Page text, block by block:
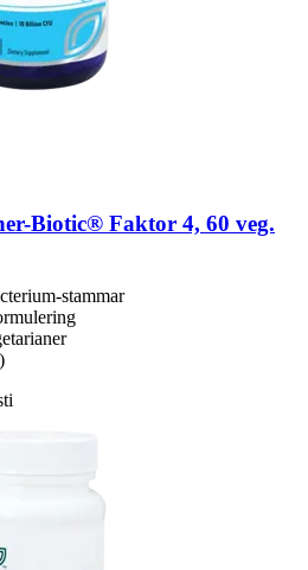
​Biotic® Faktor 4, 60 veg.
stammar